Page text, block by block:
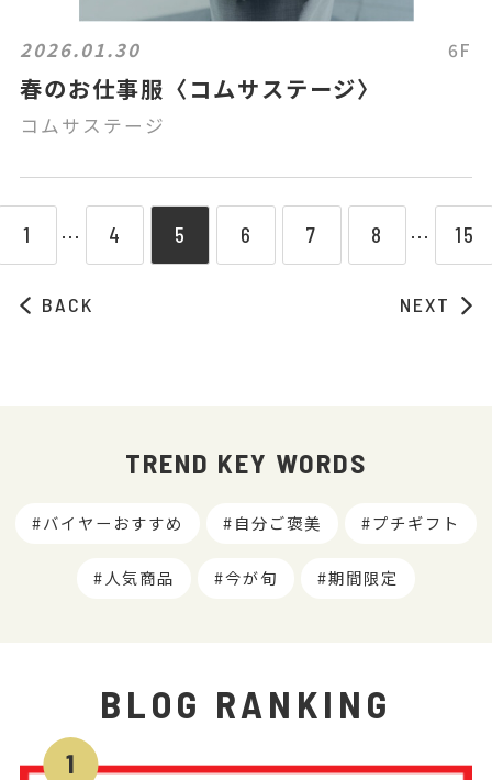
2026.01.30 6F
春のお仕事服〈コムサステージ〉
コムサステージ
BACK
1 ⋯ 4 5 6 7 8 ⋯ 15
NEXT
TREND KEY WORDS
バイヤーおすすめ 自分ご褒美 プチギフト
人気商品 今が旬 期間限定
BLOG RANKING